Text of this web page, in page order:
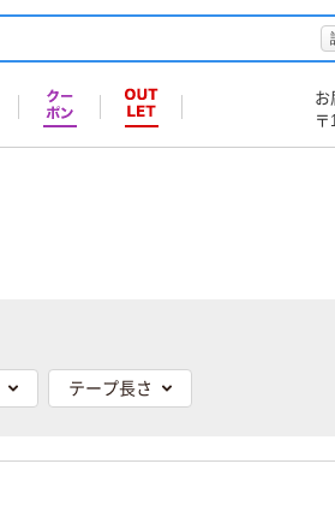
お
〒
テープ長さ